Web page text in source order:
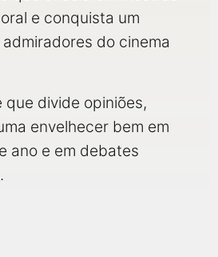
e conquista um
do cinema
que divide opiniões,
envelhecer bem em
ano e em debates